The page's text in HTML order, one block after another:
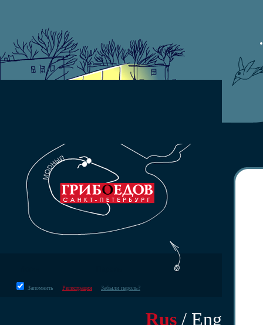
Запомнить Регистрация Забыли пароль?
Rus / Eng